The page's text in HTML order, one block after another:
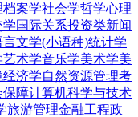
档案学社会学哲学心理
学国际关系投资类新闻
言文学(小语种)统计学
艺术学音乐学美术学美
经济学自然资源管理考
保障计算机科学与技术
旅游管理金融工程政